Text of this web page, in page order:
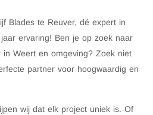
Blades te Reuver, dé expert in
ervaring! Ben je op zoek naar
Weert en omgeving? Zoek niet
partner voor hoogwaardig en
wij dat elk project uniek is. Of